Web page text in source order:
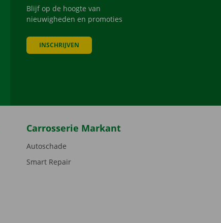
Blijf op de hoogte van
nieuwigheden en promoties
INSCHRIJVEN
Carrosserie Markant
Autoschade
Smart Repair